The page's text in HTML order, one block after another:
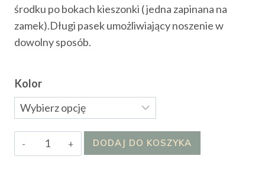
środku po bokach kieszonki ( jedna zapinana na
zamek).Długi pasek umożliwiający noszenie w
dowolny sposób.
Kolor
ilość
Torba
DODAJ DO KOSZYKA